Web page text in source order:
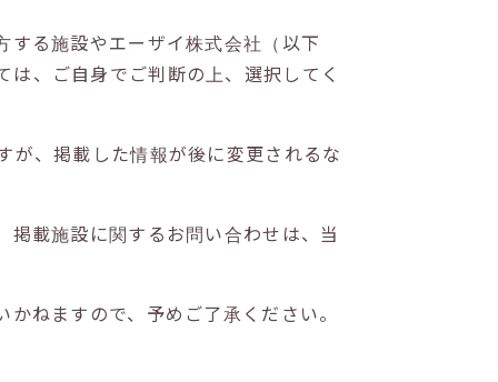
る施設やエーザイ株式会社（以下
、ご自身でご判断の上、選択してく
が、掲載した情報が後に変更されるな
載施設に関するお問い合わせは、当
ねますので、予めご了承ください。